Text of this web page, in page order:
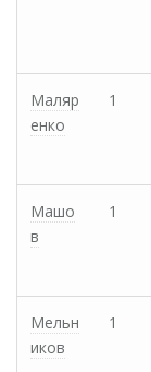
Маляр
енко
1
Машо
в
1
Мельн
иков
1